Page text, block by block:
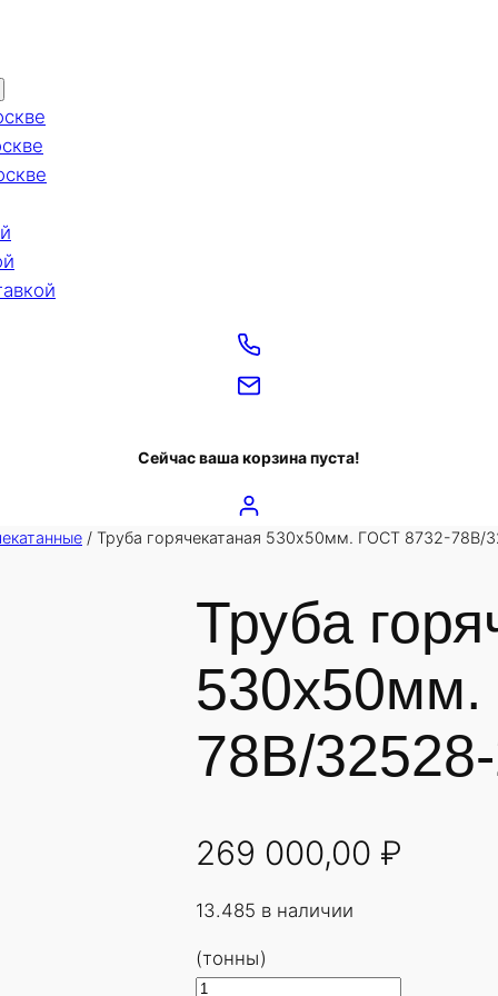
Сейчас ваша корзина пуста!
/ Труба горячекатаная 530х50мм. ГОСТ 8732-78В/
Труба
78В/
269 000,00 ₽
13.485 в наличии
(тонны)
К